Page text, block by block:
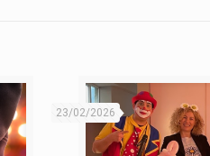
23/02/2026